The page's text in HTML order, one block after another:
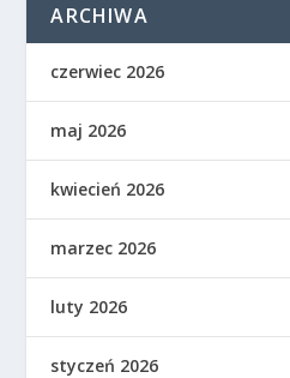
ARCHIWA
czerwiec 2026
maj 2026
kwiecień 2026
marzec 2026
luty 2026
styczeń 2026